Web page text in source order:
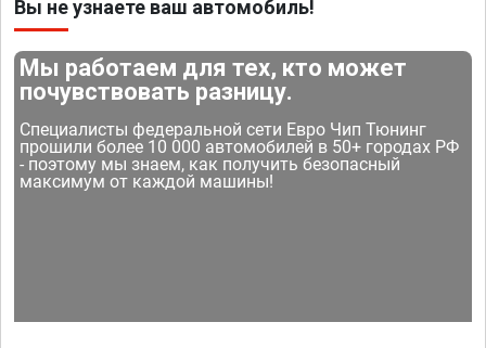
Вы не узнаете ваш автомобиль!
Мы работаем для тех, кто может
почувствовать разницу.
Специалисты федеральной сети Евро Чип Тюнинг
прошили более 10 000 автомобилей в 50+ городах РФ
- поэтому мы знаем, как получить безопасный
максимум от каждой машины!